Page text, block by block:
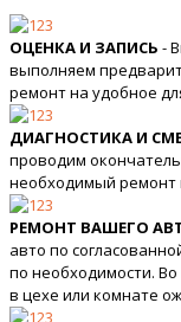
ОЦЕНКА И ЗАПИСЬ -
выполняем
ремонт на удобное
ДИАГНОСТИКА И
проводим
необходимый ремонт
РЕМОНТ ВАШЕГО
авто по
по необходимости.
в цехе или комнате